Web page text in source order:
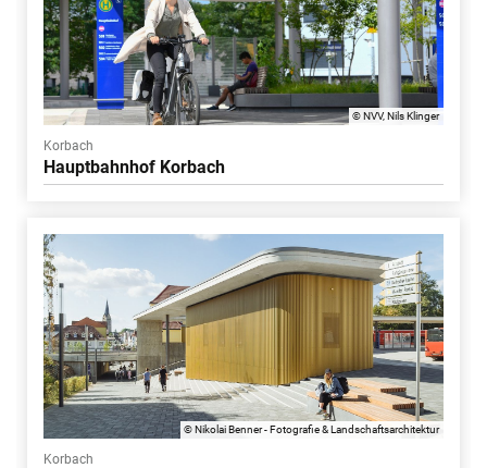
© NVV, Nils Klinger
Korbach
Hauptbahnhof Korbach
© Nikolai Benner - Fotografie & Landschaftsarchitektur
Korbach